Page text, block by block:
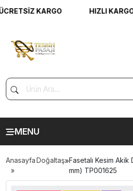
KARGO HIZLI KARGO |
MENU
AnasayfaDoğaltaş»Fasetalı Kesim
mm) TP001625